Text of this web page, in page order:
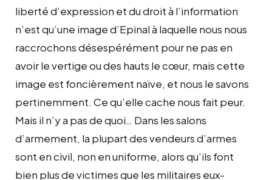
liberté d’expression et du droit à l’information
n’est qu’une image d’Epinal à laquelle nous nous
raccrochons désespérément pour ne pas en
avoir le vertige ou des hauts le cœur, mais cette
image est foncièrement naïve, et nous le savons
pertinemment. Ce qu’elle cache nous fait peur.
Mais il n’y a pas de quoi… Dans les salons
d’armement, la plupart des vendeurs d’armes
sont en civil, non en uniforme, alors qu’ils font
bien plus de victimes que les militaires eux-